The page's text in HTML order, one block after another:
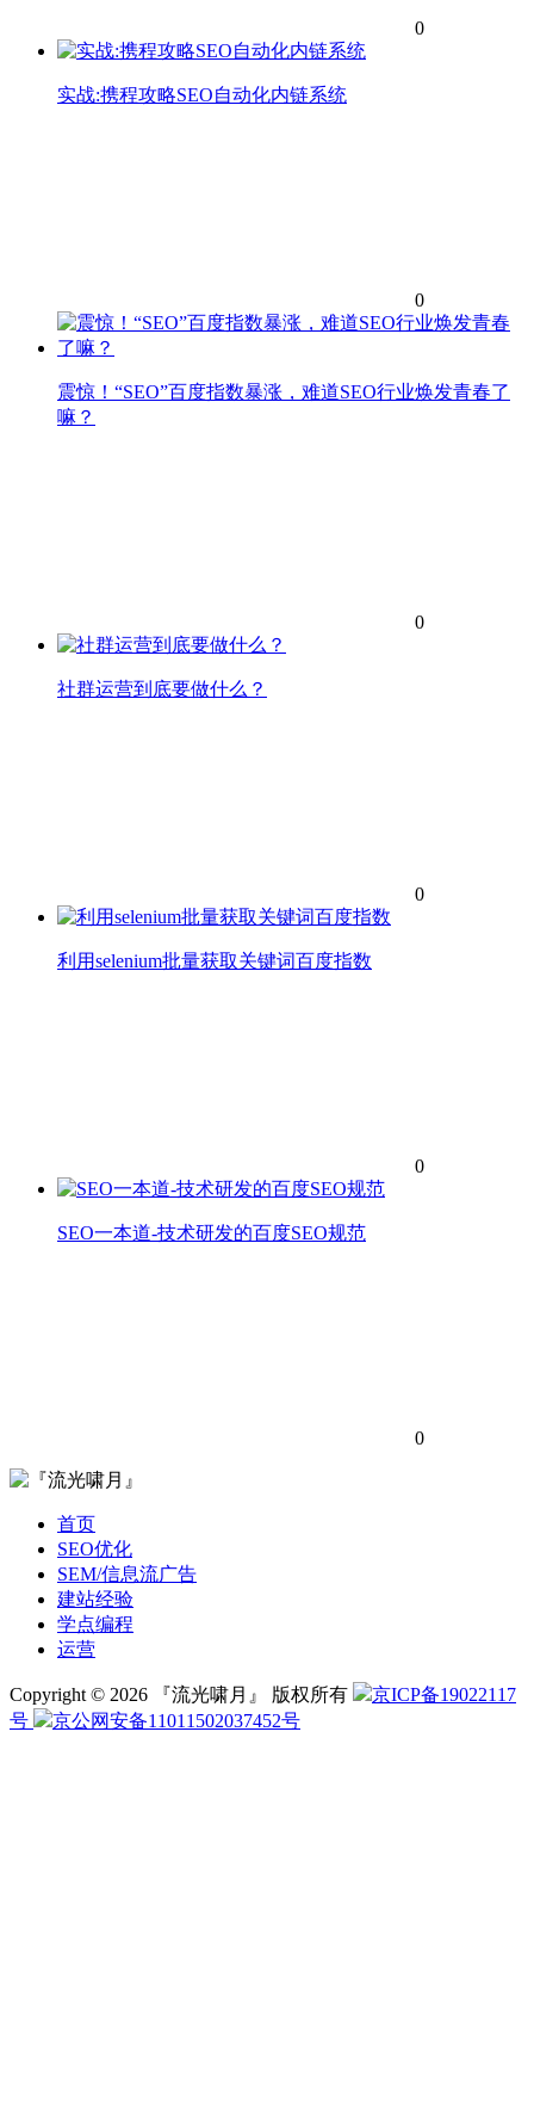
0
实战:携程攻略SEO自动化内链系统
0
震惊！“SEO”百度指数暴涨，难道SEO行业焕发青春了
嘛？
0
社群运营到底要做什么？
0
利用selenium批量获取关键词百度指数
0
SEO一本道-技术研发的百度SEO规范
0
首页
SEO优化
SEM/信息流广告
建站经验
学点编程
运营
Copyright © 2026 『流光啸月』 版权所有
京ICP备19022117
号
京公网安备11011502037452号